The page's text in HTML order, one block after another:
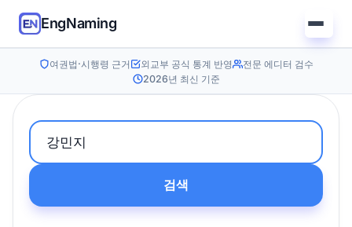
EngNaming
여권법·시행령 근거 외교부 공식 통계 반영
전문 에디터 검수
2026년 최신 기준
검색